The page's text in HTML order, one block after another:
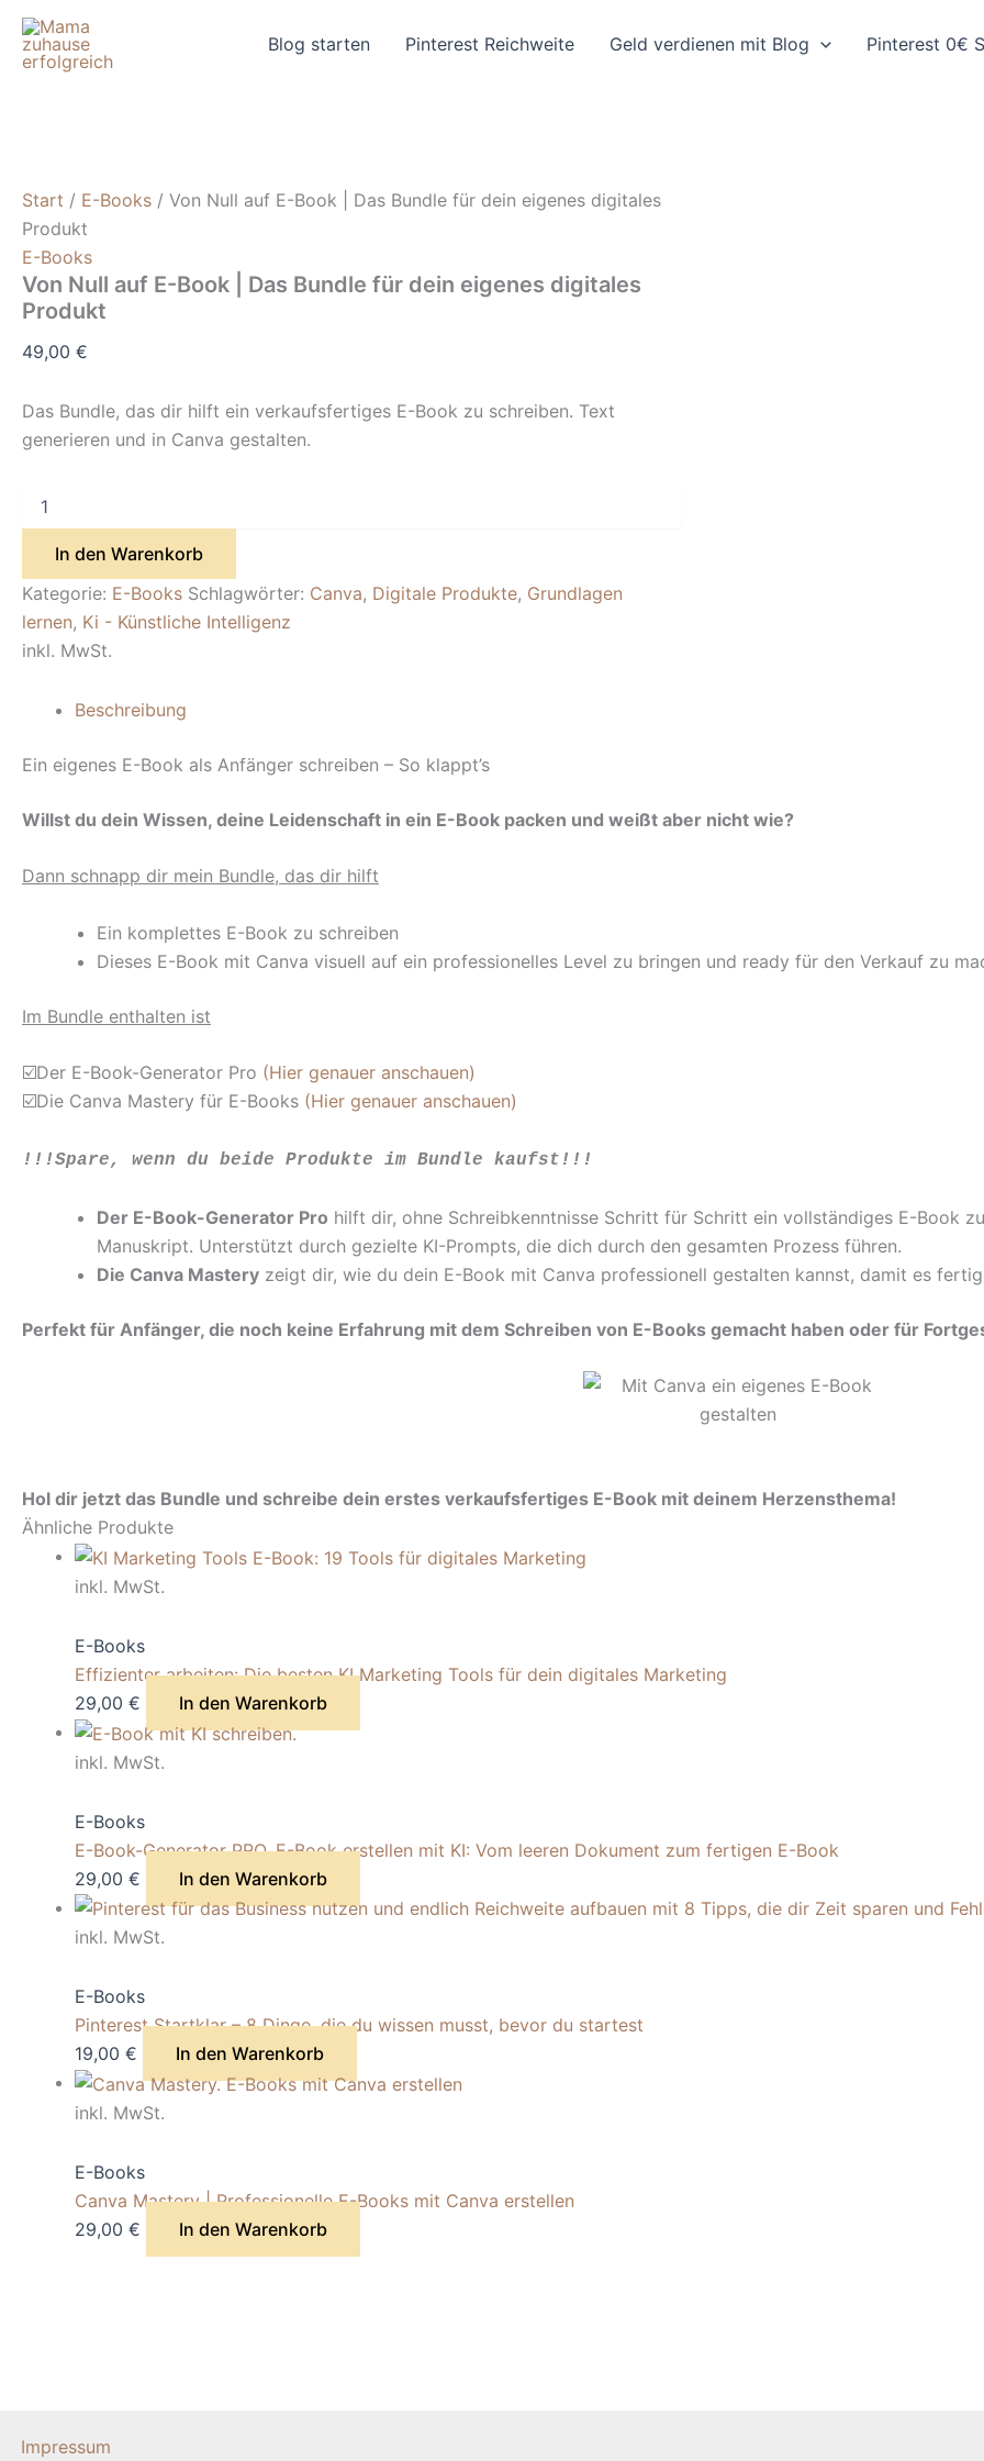
Zum
Inhalt
springen
Blog starten Pinterest Reichweite Geld verdienen mit Blog Pinterest 0€
Start / E-Books / Von Null auf E-Book | Das Bundle für dein eigenes digitales
Produkt
E-Books
Von Null auf E-Book | Das Bundle für dein eigenes digitales
Produkt
49,00 €
Das Bundle, das dir hilft ein verkaufsfertiges E-Book zu schreiben. Text
generieren und in Canva gestalten.
Null
Book
|
Das
Bundle
eigenes
Produkt
Menge
In den Warenkorb
Kategorie: E-Books Schlagwörter: Canva, Digitale Produkte, Grundlagen
lernen, Ki - Künstliche Intelligenz
inkl. MwSt.
Beschreibung
Ein eigenes E-Book als Anfänger schreiben – So klappt’s
Willst du dein Wissen, deine Leidenschaft in ein E-Book packen und weißt aber nicht wie?
Dann schnapp dir mein Bundle, das dir hilft
Ein komplettes E-Book zu schreiben
Dieses E-Book mit Canva visuell auf ein professionelles Level zu bringen und ready für den Verkauf zu
Im Bundle enthalten ist
☑️Der E-Book-Generator Pro (Hier genauer anschauen)
☑️Die Canva Mastery für E-Books (Hier genauer anschauen)
!!!Spare, wenn du beide Produkte im Bundle kaufst!!!
Der E-Book-Generator Pro hilft dir, ohne Schreibkenntnisse Schritt für Schritt ein vollständiges E-Book
Manuskript. Unterstützt durch gezielte KI-Prompts, die dich durch den gesamten Prozess führen.
Die Canva Mastery zeigt dir, wie du dein E-Book mit Canva professionell gestalten kannst, damit es
Perfekt für Anfänger, die noch keine Erfahrung mit dem Schreiben von E-Books gemacht haben oder für
Hol dir jetzt das Bundle und schreibe dein erstes verkaufsfertiges E-Book mit deinem Herzensthema!
Ähnliche Produkte
inkl. MwSt.
E-Books
Effizienter arbeiten: Die besten KI Marketing Tools für dein digitales Marketing
29,00 € In den Warenkorb
inkl. MwSt.
E-Books
E-Book-Generator PRO. E-Book erstellen mit KI: Vom leeren Dokument zum fertigen E-Book
29,00 € In den Warenkorb
inkl. MwSt.
E-Books
Pinterest Startklar – 8 Dinge, die du wissen musst, bevor du startest
19,00 € In den Warenkorb
inkl. MwSt.
E-Books
Canva Mastery | Professionelle E-Books mit Canva erstellen
29,00 € In den Warenkorb
Impressum